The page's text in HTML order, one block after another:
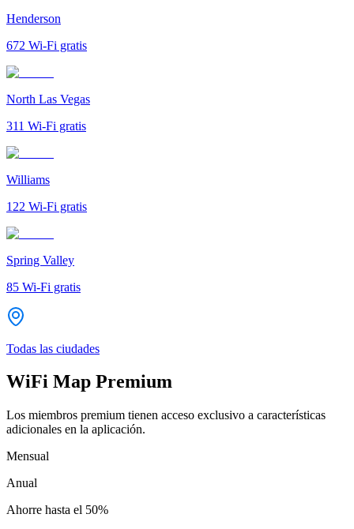
Henderson
672 Wi-Fi gratis
North Las Vegas
311 Wi-Fi gratis
Williams
122 Wi-Fi gratis
Spring Valley
85 Wi-Fi gratis
Todas las ciudades
WiFi Map Premium
Los miembros premium tienen acceso exclusivo a características
adicionales en la aplicación.
Mensual
Anual
Ahorre hasta el 50%